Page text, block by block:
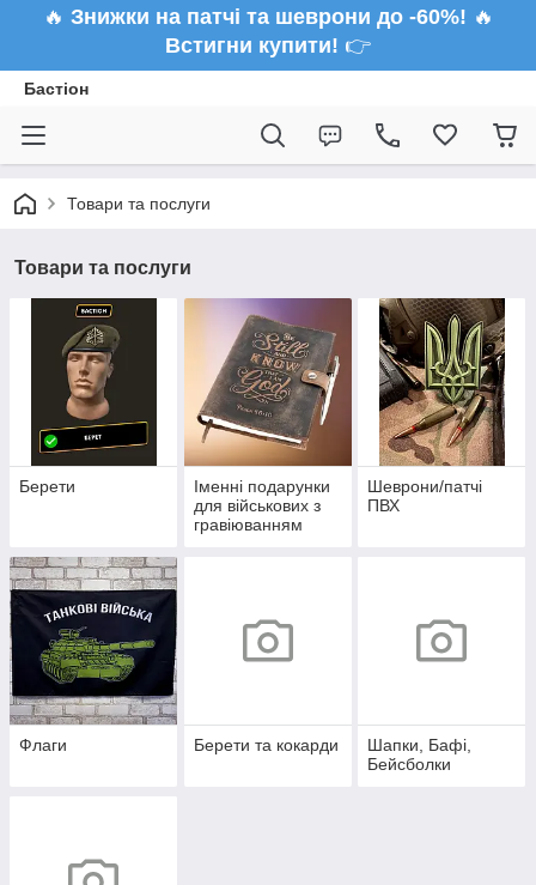
🔥 Знижки на патчі та шеврони до -60%! 🔥
Встигни купити! 👉
Бастіон
Товари та послуги
Товари та послуги
Берети
Іменні подарунки
для військових з
гравіюванням
Шеврони/патчі
ПВХ
Флаги Берети та кокарди
Шапки, Бафі,
Бейсболки